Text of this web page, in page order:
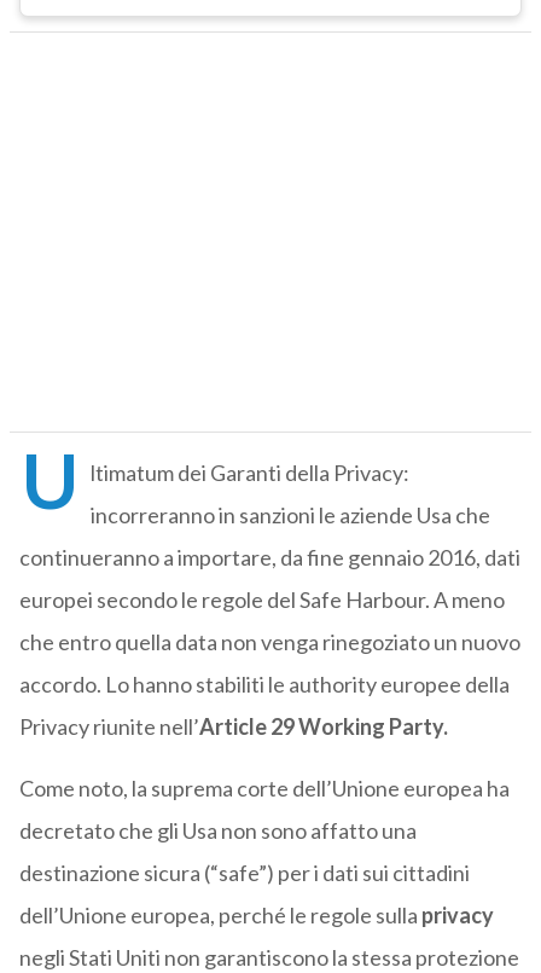
U
ltimatum dei Garanti della Privacy:
incorreranno in sanzioni le aziende Usa che
continueranno a importare, da fine gennaio 2016, dati
europei secondo le regole del Safe Harbour. A meno
che entro quella data non venga rinegoziato un nuovo
accordo. Lo hanno stabiliti le authority europee della
Privacy riunite nell’Article 29 Working Party.
Come noto, la suprema corte dell’Unione europea ha
decretato che gli Usa non sono affatto una
destinazione sicura (“safe”) per i dati sui cittadini
dell’Unione europea, perché le regole sulla privacy
negli Stati Uniti non garantiscono la stessa protezione